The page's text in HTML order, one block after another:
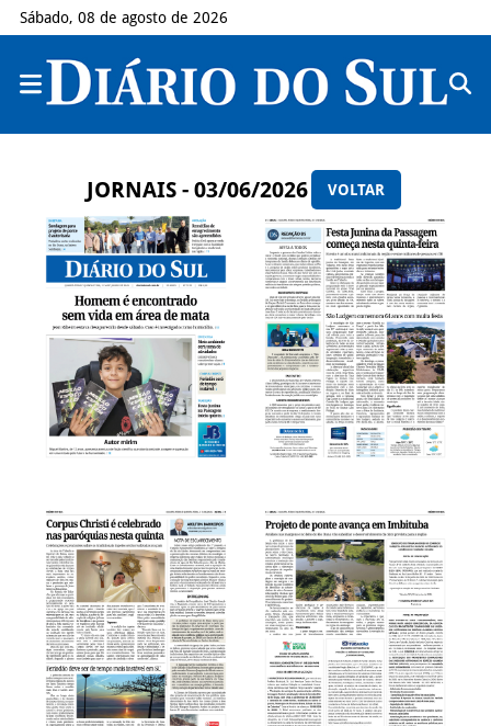
Sábado, 08 de agosto de 2026
JORNAIS - 03/06/2026 VOLTAR
LER PÁGINA LER PÁGINA
LER PÁGINA LER PÁGINA